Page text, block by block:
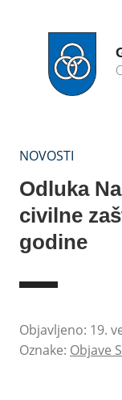
NOVOSTI
Odluka
civilne
godine
Objavljeno: 19.
Oznake: Objave